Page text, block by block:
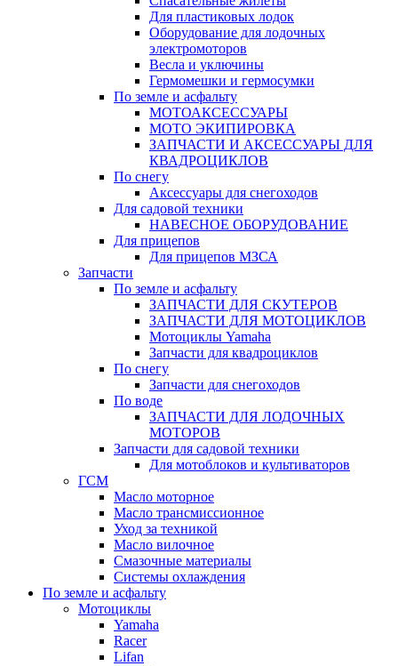
Для пластиковых лодок
Оборудование для лодочных
электромоторов
Весла и уключины
Гермомешки и гермосумки
По земле и асфальту
МОТОАКСЕССУАРЫ
МОТО ЭКИПИРОВКА
ЗАПЧАСТИ И АКСЕССУАРЫ ДЛЯ
КВАДРОЦИКЛОВ
По снегу
Аксессуары для снегоходов
Для садовой техники
НАВЕСНОЕ ОБОРУДОВАНИЕ
Для прицепов
Для прицепов МЗСА
Запчасти
По земле и асфальту
ЗАПЧАСТИ ДЛЯ СКУТЕРОВ
ЗАПЧАСТИ ДЛЯ МОТОЦИКЛОВ
Мотоциклы Yamaha
Запчасти для квадроциклов
По снегу
Запчасти для снегоходов
По воде
ЗАПЧАСТИ ДЛЯ ЛОДОЧНЫХ
МОТОРОВ
Запчасти для садовой техники
Для мотоблоков и культиваторов
ГСМ
Масло моторное
Масло трансмиссионное
Уход за техникой
Масло вилочное
Смазочные материалы
Системы охлаждения
По земле и асфальту
Мотоциклы
Yamaha
Racer
Lifan